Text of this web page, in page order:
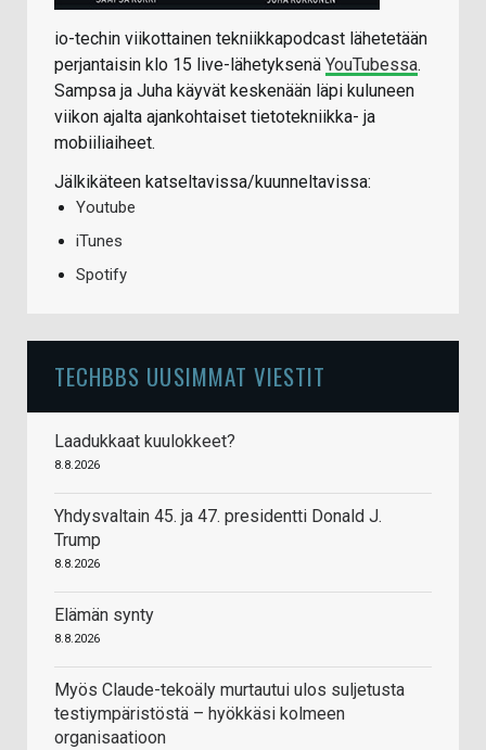
io-techin viikottainen tekniikkapodcast lähetetään
perjantaisin klo 15 live-lähetyksenä YouTubessa.
Sampsa ja Juha käyvät keskenään läpi kuluneen
viikon ajalta ajankohtaiset tietotekniikka- ja
mobiiliaiheet.
Jälkikäteen katseltavissa/kuunneltavissa:
Youtube
iTunes
Spotify
TECHBBS UUSIMMAT VIESTIT
Laadukkaat kuulokkeet?
8.8.2026
Yhdysvaltain 45. ja 47. presidentti Donald J.
Trump
8.8.2026
Elämän synty
8.8.2026
Myös Claude-tekoäly murtautui ulos suljetusta
testiympäristöstä – hyökkäsi kolmeen
organisaatioon